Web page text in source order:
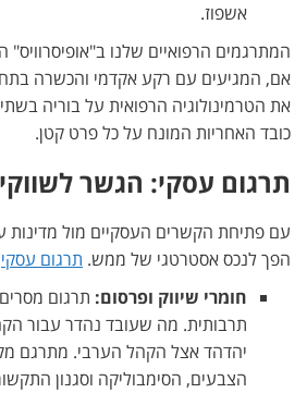
אשפוז.
המתרגמים הרפואיים שלנו
אם, המגיעים עם רקע אקדמי והכשרה
את הטרמינולוגיה הרפואית על בוריה
כובד האחריות המונח על כל פרט קטן.
תרגום עסקי: הגשר
עם פתיחת הקשרים העסקיים מול מדינות
הפך לנכס אסטרטגי של ממש. תרגום עסקי
חומרי שיווק ופרסום: תרגום
תרבותית. מה שעובד נהדר עבור
יהדהד אצל הקהל הערבי. מתרגם
הצבעים, הסימבוליקה וסגנון